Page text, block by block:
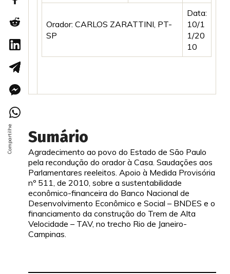
Orador: CARLOS ZARATTINI, PT-
SP
Data:
10/1
1/20
10
Sumário
Agradecimento ao povo do Estado de São Paulo
pela recondução do orador à Casa. Saudações aos
Parlamentares reeleitos. Apoio à Medida Provisória
nº 511, de 2010, sobre a sustentabilidade
econômico-financeira do Banco Nacional de
Desenvolvimento Econômico e Social – BNDES e o
financiamento da construção do Trem de Alta
Velocidade – TAV, no trecho Rio de Janeiro-
Campinas.